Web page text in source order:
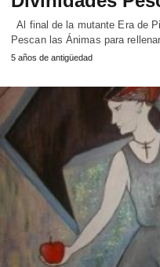
Al final de la mutante Era de
Pescan las Ánimas para
5 años de antigüedad